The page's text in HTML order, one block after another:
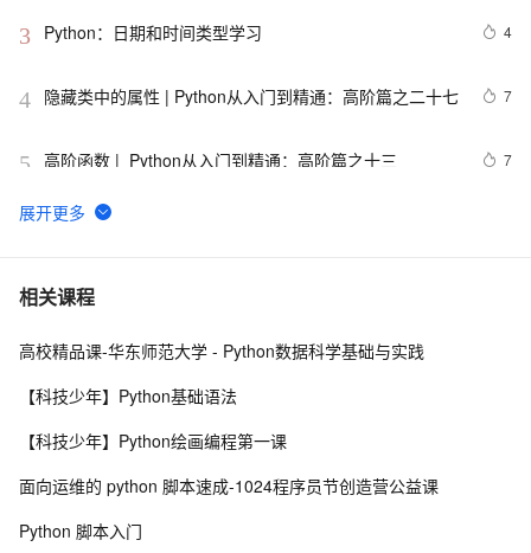
3 Python：日期和时间类型学习 4
4 隐藏类中的属性 | Python从入门到精通：高阶篇之二十七 7
5 高阶函数 |  Python从入门到精通：高阶篇之十三 7
6 【笔记】Python简明教程
7 用 Python 实现你的量化交易策略
8 python_list
10python中时间日期格式化符号
相关课程
高校精品课-华东师范大学 - Python数据科学基础与实践
【科技少年】Python基础语法
【科技少年】Python绘画编程第一课
面向运维的 python 脚本速成-1024程序员节创造营公益课
Python 脚本入门